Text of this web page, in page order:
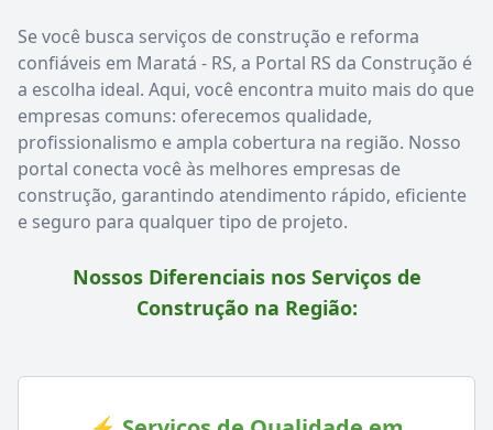
Se você busca serviços de construção e reforma
confiáveis em Maratá - RS, a Portal RS da Construção é
a escolha ideal. Aqui, você encontra muito mais do que
empresas comuns: oferecemos qualidade,
profissionalismo e ampla cobertura na região. Nosso
portal conecta você às melhores empresas de
construção, garantindo atendimento rápido, eficiente
e seguro para qualquer tipo de projeto.
Nossos Diferenciais nos Serviços de
Construção na Região: